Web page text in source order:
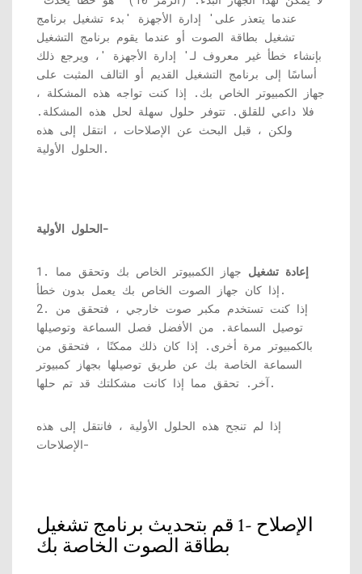
عندما يتعذر على' إدارة الأجهزة 'بدء تشغيل برنامج
تشغيل بطاقة الصوت أو عندما يقوم برنامج التشغيل
بإنشاء خطأ غير معروف لـ' إدارة الأجهزة '، ويرجع ذلك
أساسًا إلى برنامج التشغيل القديم أو التالف المثبت على
جهاز الكمبيوتر الخاص بك. إذا كنت تواجه هذه المشكلة ،
فلا داعي للقلق. تتوفر حلول سهلة لحل هذه المشكلة.
ولكن ، قبل البحث عن الإصلاحات ، انتقل إلى هذه
الحلول الأولية.
الحلول الأولية-
1. إعادة تشغيل جهاز الكمبيوتر الخاص بك وتحقق مما
إذا كان جهاز الصوت الخاص بك يعمل بدون خطأ.
2. إذا كنت تستخدم مكبر صوت خارجي ، فتحقق من
توصيل السماعة. من الأفضل فصل السماعة وتوصيلها
بالكمبيوتر مرة أخرى. إذا كان ذلك ممكنًا ، فتحقق من
السماعة الخاصة بك عن طريق توصيلها بجهاز كمبيوتر
آخر. تحقق مما إذا كانت مشكلتك قد تم حلها.
إذا لم تنجح هذه الحلول الأولية ، فانتقل إلى هذه
الإصلاحات-
الإصلاح -1 قم بتحديث برنامج تشغيل
بطاقة الصوت الخاصة بك